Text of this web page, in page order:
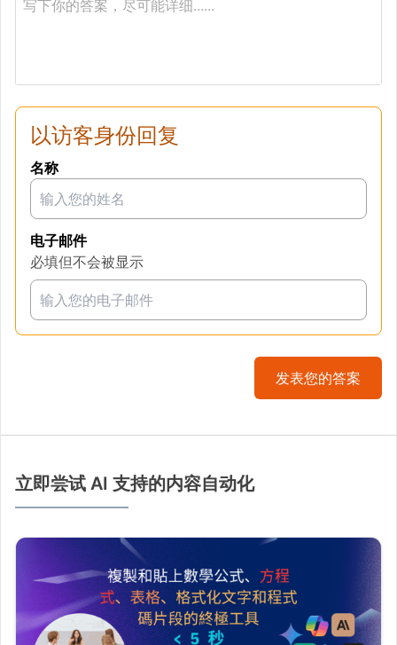
写下你的答案，尽可能详细......
以访客身份回复
名称
电子邮件
必填但不会被显示
发表您的答案
立即尝试 AI 支持的内容自动化